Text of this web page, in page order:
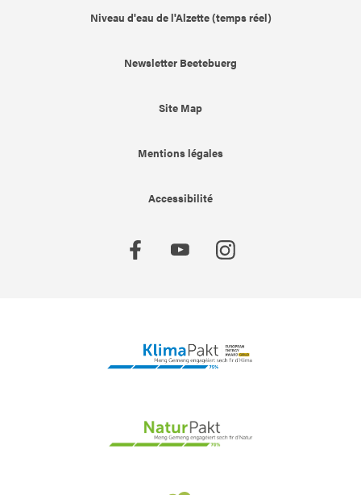
Niveau d'eau de l'Alzette (temps réel)
Newsletter Beetebuerg
Site Map
Mentions légales
Accessibilité